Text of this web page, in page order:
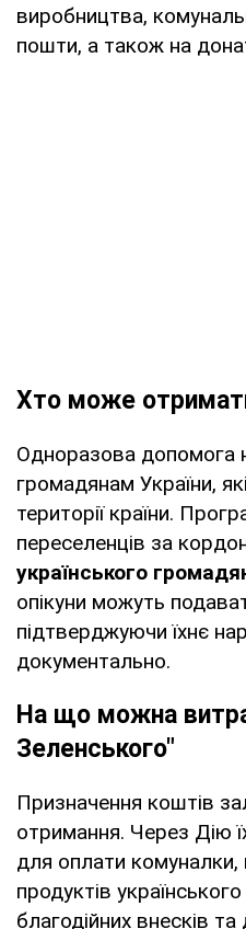
виробництва,
пошти, а також на
Хто може
Одноразова допомога
громадянам України,
території країни.
переселенців за
українського
опікуни можуть
підтверджуючи їхнє
документально.
На що можна
Зеленського"
Призначення коштів
отримання. Через Дію
для оплати комуналки,
продуктів
благодійних внесків